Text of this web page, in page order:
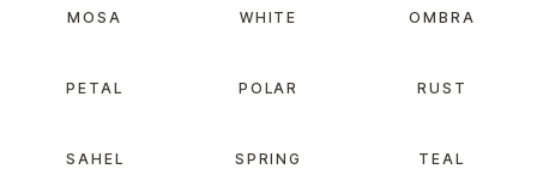
MOSA WHITE OMBRA
PETAL POLAR RUST
SAHEL SPRING TEAL